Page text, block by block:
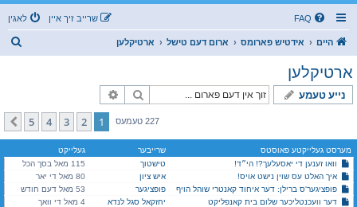
FAQ לאגין שרייב זיך איין
היים אידטיש פארומס ארום דעם טישל ארטיקלען
ארטיקלען
נייע טעמע זוך
227 טעמעס 1
2
3
4
5
קומענדיגע
מערסט געלייקטע פאוסטס שרייבער
געלייקט
וואו זענען די יאסעלעך?! הי״ד!
טישטוך
115 מאל בסך הכל
איך האלט עס שוין נישט אויס!
איש ציון
80 מאל די יאר
פופציגער'ס ברילן: דער איחוד קאנטרי שוהל הויף
פופציגער
53 מאל דעם חודש
דער וועכנטליכער שלום בית קאנפליקט
יחזקאל סגל לנדא 4 מאל די וואך